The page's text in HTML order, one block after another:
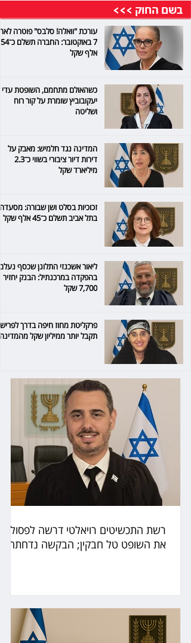
בשם החוק >>>
עורכת "וואלה! סלבס" פוטרה
7 באוקטובר: החברה תשלם כ־54
אלף שקל
כשהאולם מתחמם, השופטת עדי
יעקובוביץ שומרת על קור רוח
ושליטה
המדינה נגד חלמיש: מאבק על
דירות דיור ציבורי בשווי כ־2.3
מיליארד שקל
זכוכיות בסלט ושן שבורה: מסעדה
בתל אביב תשלם כ־45 אלף שקל
ליאור אשכנזי התלונן שכסף
בהפקדה במרכנתיל: הבנק יחזיר
7,700 שקל
פרקליטת מחוז חיפה בדרך
תקבל יותר ממיליון שקל מהמדינה
רשת התכשיטים רויאלטי דרשה לפסול
את השופט טל חבקין; הבקשה נדחתה